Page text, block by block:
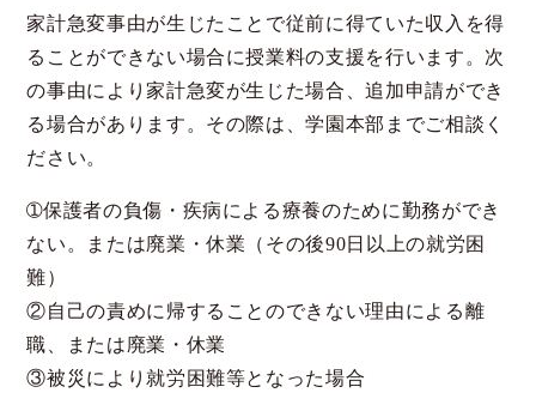
アクセス（学園）
学校生活
スクールライフ
クラブ活動
進路指導
３年間を見通したキャ
リア教育
進路実績
入試情報
説明会行事
よくあるご質問 入試
Q&A
卒業生の皆さまへ
ついて
いて
家計急変事由が生じたことで従前に得ていた収入を得
ることができない場合に授業料の支援を行います。次
の事由により家計急変が生じた場合、追加申請ができ
る場合があります。その際は、学園本部までご相談く
ださい。
➀保護者の負傷・疾病による療養のために勤務ができ
ない。または廃業・休業（その後90日以上の就労困
難）
②自己の責めに帰することのできない理由による離
職、または廃業・休業
③被災により就労困難等となった場合